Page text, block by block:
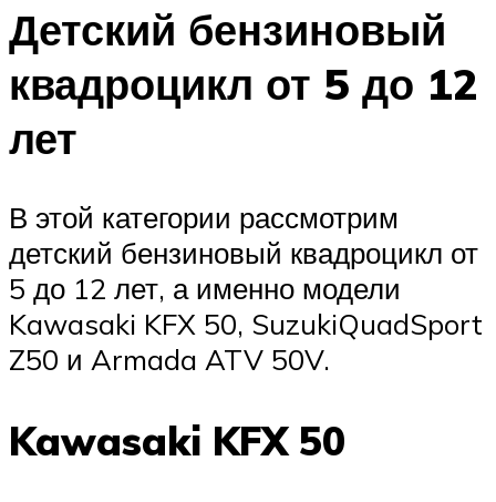
Детский бензиновый
квадроцикл от 5 до 12
лет
В этой категории рассмотрим
детский бензиновый квадроцикл от
5 до 12 лет, а именно модели
Kawasaki KFX 50, SuzukiQuadSport
Z50 и Armada ATV 50V.
Kawasaki KFX 50